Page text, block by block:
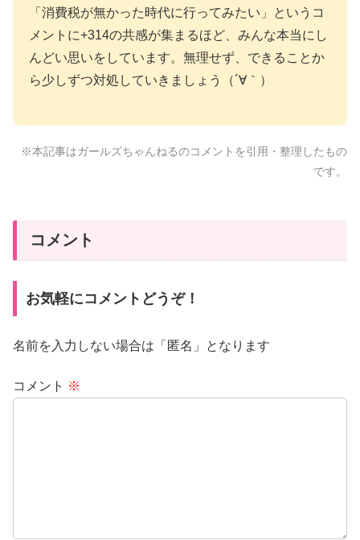
「消費税が無かった時代に行ってみたい」というコ
メントに+314の共感が集まるほど、みんな本当にし
んどい思いをしています。無理せず、できることか
ら少しずつ対処していきましょう（´∀｀）
※本記事はガールズちゃんねるのコメントを引用・整理したもの
です。
コメント
お気軽にコメントどうぞ！
名前を入力しない場合は「匿名」となります
コメント ※